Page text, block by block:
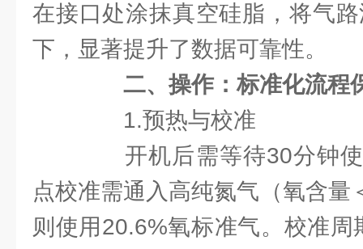
在接口处涂抹真空硅脂，将气
下，显著提升了数据可靠性。
二、操作：标准化流程
1.预热与校准
开机后需等待30分钟使
点校准需通入高纯氮气（氧含量
则使用20.6%氧标准气。校准